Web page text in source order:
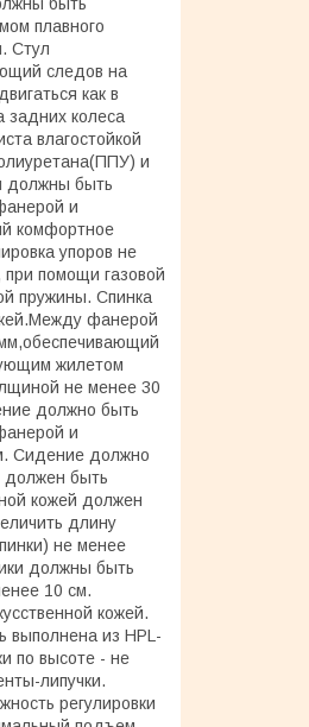
быть
плавного
Стул
следов на
как в
задних колеса
влагостойкой
и
должны быть
и
комфортное
упоров не
при помощи газовой
пружины. Спинка
фанерой
жилетом
не менее 30
должно быть
и
Сидение должно
должен быть
кожей должен
длину
не менее
должны быть
10 см.
кожей.
из HPL-
по высоте - не
липучки.
регулировки